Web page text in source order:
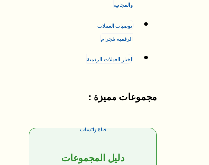
والمجانية
الرقمية تلجرام
اخبار العملات الرقمية
مجموعات مميزة :
قناة واتساب
دليل المجموعات